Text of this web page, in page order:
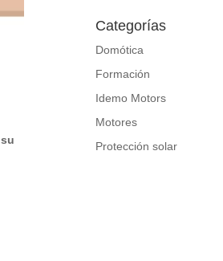
Categorías
Domótica
Formación
Idemo Motors
Motores
Protección solar